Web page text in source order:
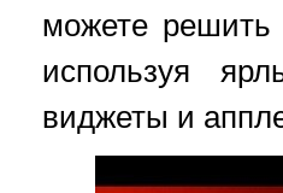
можете решить
используя
виджеты и